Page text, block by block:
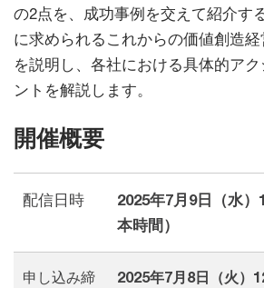
の2点を、成功事例を交えて紹介す
に求められるこれからの価値創造
を説明し、各社における具体的ア
ントを解説します。
開催概要
配信日時
2025年7月9日（水）
本時間）
申し込み締
2025年7月8日（火）